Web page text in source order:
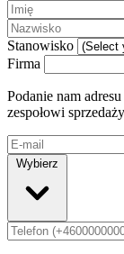
Stanowisko
Firma
Podanie nam
zespołowi
Wybierz